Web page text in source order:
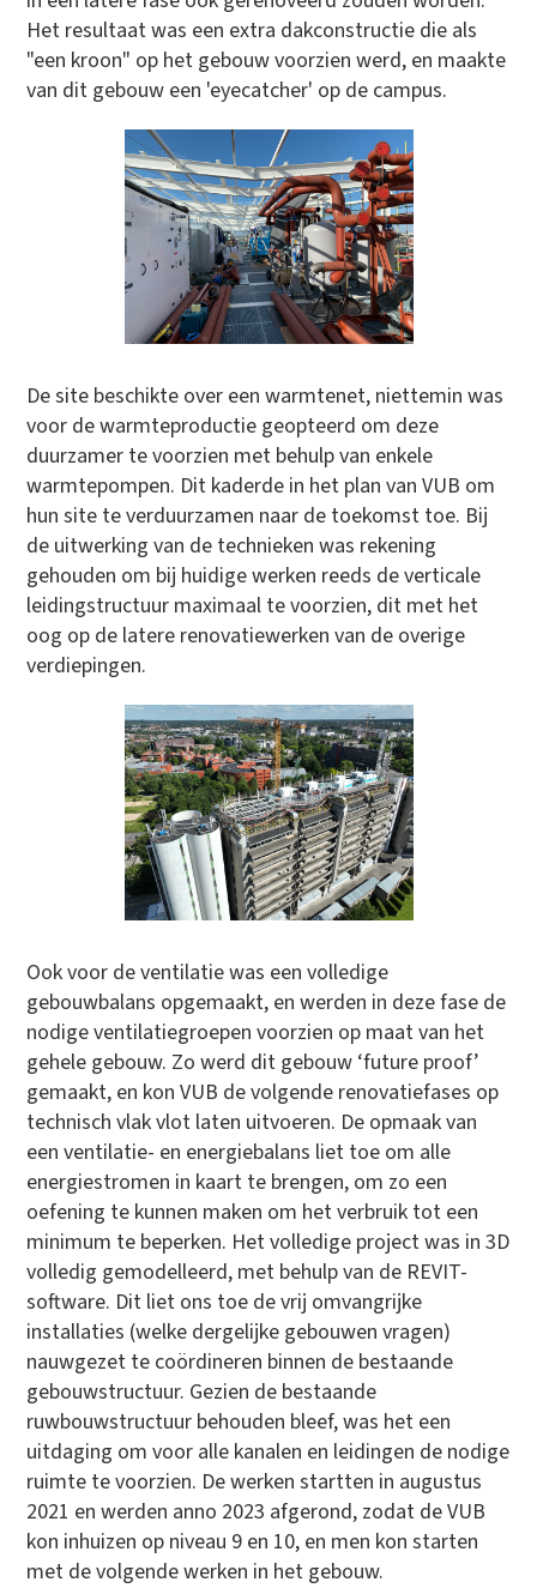
Het resultaat was een extra dakconstructie die als
"een kroon" op het gebouw voorzien werd, en maakte
van dit gebouw een 'eyecatcher' op de campus.
De site beschikte over een warmtenet, niettemin was
voor de warmteproductie geopteerd om deze
duurzamer te voorzien met behulp van enkele
warmtepompen. Dit kaderde in het plan van VUB om
hun site te verduurzamen naar de toekomst toe. Bij
de uitwerking van de technieken was rekening
gehouden om bij huidige werken reeds de verticale
leidingstructuur maximaal te voorzien, dit met het
oog op de latere renovatiewerken van de overige
verdiepingen.
Ook voor de ventilatie was een volledige
gebouwbalans opgemaakt, en werden in deze fase de
nodige ventilatiegroepen voorzien op maat van het
gehele gebouw. Zo werd dit gebouw ‘future proof’
gemaakt, en kon VUB de volgende renovatiefases op
technisch vlak vlot laten uitvoeren. De opmaak van
een ventilatie- en energiebalans liet toe om alle
energiestromen in kaart te brengen, om zo een
oefening te kunnen maken om het verbruik tot een
minimum te beperken. Het volledige project was in 3D
volledig gemodelleerd, met behulp van de REVIT-
software. Dit liet ons toe de vrij omvangrijke
installaties (welke dergelijke gebouwen vragen)
nauwgezet te coördineren binnen de bestaande
gebouwstructuur. Gezien de bestaande
ruwbouwstructuur behouden bleef, was het een
uitdaging om voor alle kanalen en leidingen de nodige
ruimte te voorzien. De werken startten in augustus
2021 en werden anno 2023 afgerond, zodat de VUB
kon inhuizen op niveau 9 en 10, en men kon starten
met de volgende werken in het gebouw.